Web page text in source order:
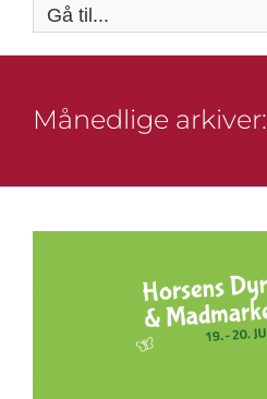
Gå til...
Månedlige arkiver: